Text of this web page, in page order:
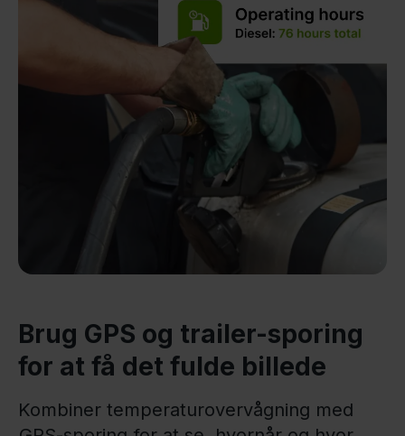
Brug GPS og trailer-sporing
for at få det fulde billede
Kombiner temperaturovervågning med